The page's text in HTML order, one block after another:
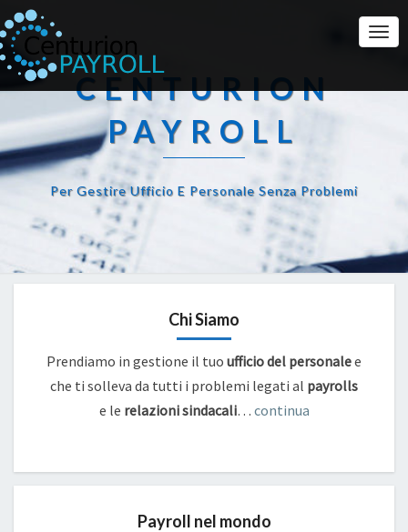
CENTURION
PAYROLL
Per Gestire Ufficio E Personale Senza Problemi
Chi Siamo
Prendiamo in gestione il tuo ufficio del personalee
che ti solleva da tutti i problemi legati al payrolls
e le relazioni sindacali… continua
Payroll nel mondo